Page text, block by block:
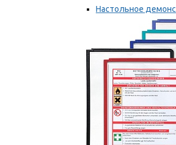
Настольное
оборудование
Мы рекомендуем